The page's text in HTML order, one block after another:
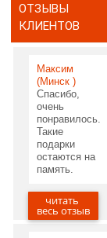
ОТЗЫВЫ
КЛИЕНТОВ
Максим
(Минск )
Спасибо,
очень
понравилось.
Такие
подарки
остаются на
память.
05.06.2020
читать
весь отзыв